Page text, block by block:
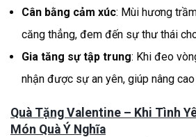
Cân bằng cảm xúc: Mùi hương
căng thẳng, đem đến sự thư thái
Gia tăng sự tập trung: Khi đeo
nhận được sự an yên, giúp nâng
Quà Tặng Valentine – Khi Tình
Món Quà Ý Nghĩa